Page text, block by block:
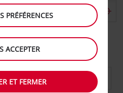
de retour
DATE DE RETOUR
PRÉFÉRENCES
ACCEPTER
ET FERMER